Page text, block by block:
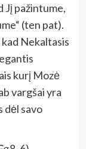
Jį pažintume,
(ten pat).
Nekaltasis
kurį Mozė
vargšai yra
dėl savo